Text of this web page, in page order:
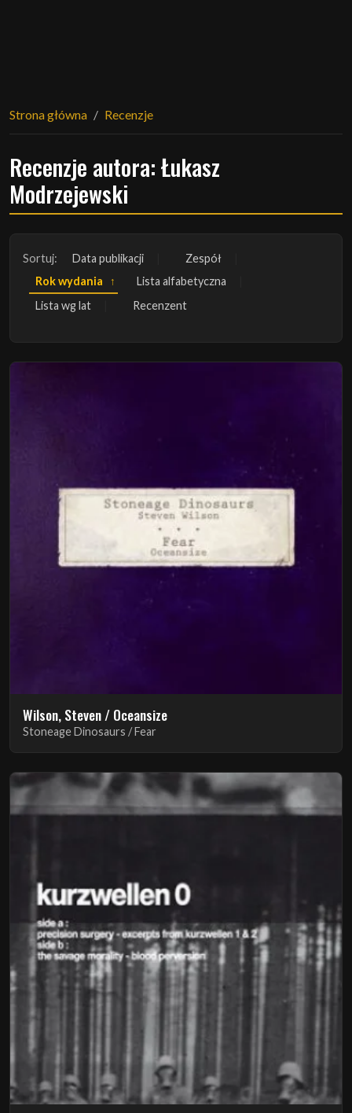
Strona główna Recenzje
Recenzje autora: Łukasz
Modrzejewski
Sortuj: Data publikacji
Zespół
Rok wydania
Lista alfabetyczna
Lista wg lat
Recenzent
Wilson, Steven / Oceansize
Stoneage Dinosaurs / Fear